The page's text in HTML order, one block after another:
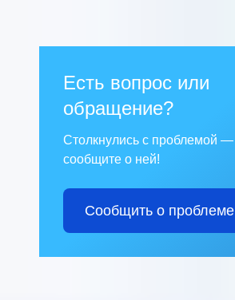
Есть вопрос или
обращение?
Столкнулись с проблемой —
сообщите о ней!
Сообщить о проблеме